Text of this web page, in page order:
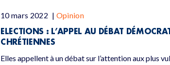
10 mars 2022 | Opinion
ELECTIONS : L’APPEL AU DÉBAT
CHRÉTIENNES
Elles appellent à un débat sur l’attention aux plus